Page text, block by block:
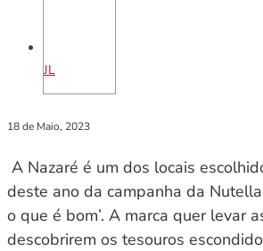
JL
18 de Maio, 2023
A Nazaré é um dos locais
deste ano da campanha da
o que é bom’. A marca quer levar
descobrirem os tesouros